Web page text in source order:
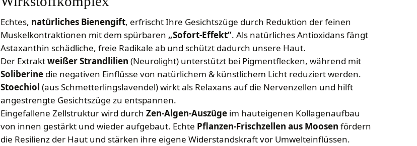
Echtes, natürliches Bienengift, erfrischt Ihre Gesichtszüge durch Reduktion der feinen
Muskelkontraktionen mit dem spürbaren „Sofort-Effekt“. Als natürliches Antioxidans fängt
Astaxanthin schädliche, freie Radikale ab und schützt dadurch unsere Haut.
Der Extraktweißer Strandlilien (Neurolight) unterstützt bei Pigmentflecken, während mit
Soliberine die negativen Einflüsse von natürlichem & künstlichem Licht reduziert werden.
Stoechiol (aus Schmetterlingslavendel) wirkt als Relaxans auf die Nervenzellen und hilft
angestrengte Gesichtszüge zu entspannen.
Eingefallene Zellstruktur wird durch Zen-Algen-Auszüge im hauteigenen Kollagenaufbau
von innen gestärkt und wieder aufgebaut. Echte Pflanzen-Frischzellen aus Moosen fördern
die Resilienz der Haut und stärken ihre eigene Widerstandskraft vor Umwelteinflüssen.